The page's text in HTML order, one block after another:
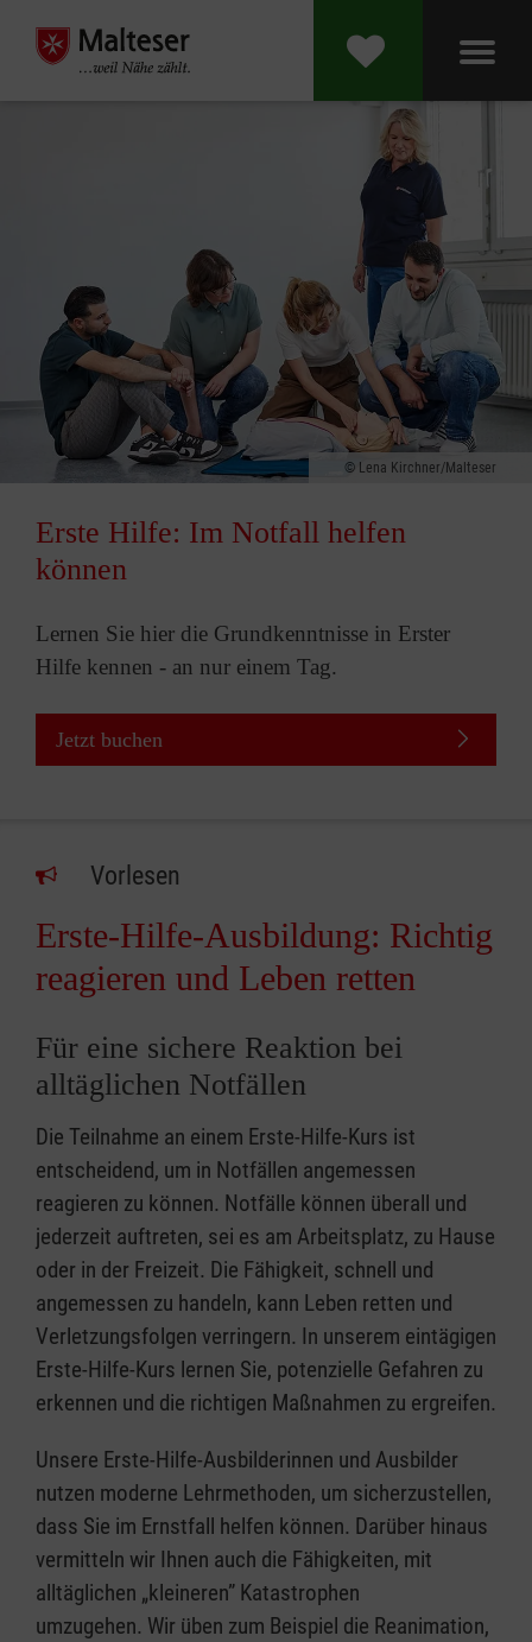
Lena Kirchner/Malteser
Erste Hilfe: Im Notfall helfen
können
Lernen Sie hier die Grundkenntnisse in Erster
Hilfe kennen - an nur einem Tag.
Jetzt buchen
Vorlesen
Erste-Hilfe-Ausbildung: Richtig
reagieren und Leben retten
Für eine sichere Reaktion bei
alltäglichen Notfällen
Die Teilnahme an einem Erste-Hilfe-Kurs ist
entscheidend, um in Notfällen angemessen
reagieren zu können. Notfälle können überall und
jederzeit auftreten, sei es am Arbeitsplatz, zu Hause
oder in der Freizeit. Die Fähigkeit, schnell und
angemessen zu handeln, kann Leben retten und
Verletzungsfolgen verringern. In unserem eintägigen
Erste-Hilfe-Kurs lernen Sie, potenzielle Gefahren zu
erkennen und die richtigen Maßnahmen zu ergreifen.
Unsere Erste-Hilfe-Ausbilderinnen und Ausbilder
nutzen moderne Lehrmethoden, um sicherzustellen,
dass Sie im Ernstfall helfen können. Darüber hinaus
vermitteln wir Ihnen auch die Fähigkeiten, mit
alltäglichen „kleineren” Katastrophen
umzugehen. Wir üben zum Beispiel die Reanimation,